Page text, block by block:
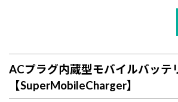
ACプラグ内蔵型モバイルバッテ
【SuperMobileCharger】